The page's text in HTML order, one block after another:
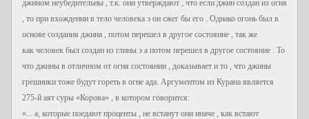
джином неубедительны , т.к. они утверждают , что если джин создан из огня
, то при вхождении в тело человека э он сжег бы его . Однако огонь был в
основе создания джина , потом перешел в другое состояние , так же
как человек был создан из глины э а потом перешел в другое состояние . То
что джины в отличном от огня состоянии , доказывает и то , что джины
грешники тоже будут гореть в огне ада. Аргументом из Курана является
275-й аят суры «Корова» , в котором говорится:
«... а, которые поедают проценты , не встанут они иначе , как встают